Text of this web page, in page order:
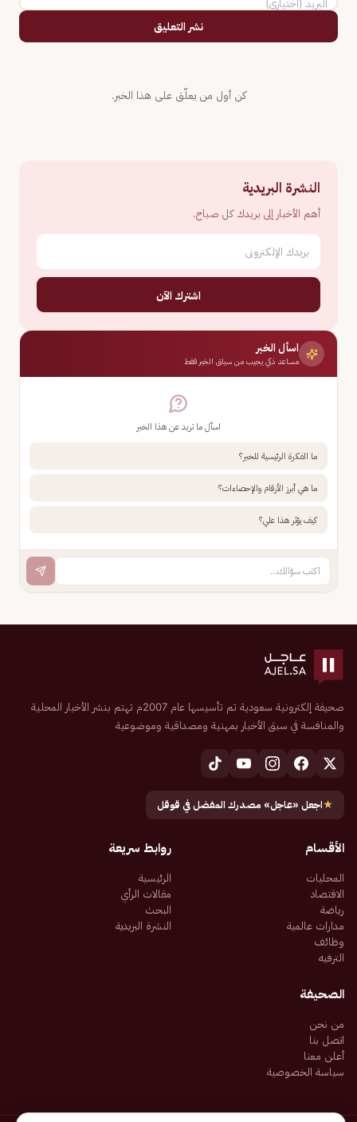
نشر التعليق
كن أول من يعلّق على هذا الخبر.
النشرة البريدية
أهم الأخبار إلى بريدك كل صباح.
اشترك الآن
اسأل الخبر
مساعد ذكي يجيب من سياق الخبر فقط
اسأل ما تريد عن هذا الخبر
ما الفكرة الرئيسية للخبر؟
ما هي أبرز الأرقام والإحصاءات؟
كيف يؤثر هذا علي؟
صحيفة إلكترونية سعودية تم تأسيسها عام 2007م تهتم بنشر الأخبار المحلية
والمنافسة في سبق الأخبار بمهنية ومصداقية وموضوعية
★اجعل «عاجل» مصدرك المفضل في قوقل
الأقسام
المحليات
الاقتصاد
رياضة
مدارات عالمية
وظائف
الترفيه
روابط سريعة
الرئيسية
مقالات الرأي
البحث
النشرة البريدية
الصحيفة
من نحن
اتصل بنا
أعلن معنا
سياسة الخصوصية